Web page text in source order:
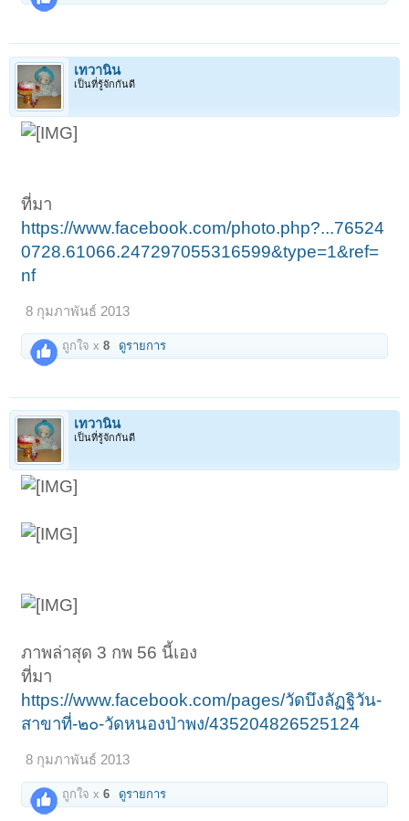
เทวานิน
เป็นที่รู้จักกันดี
ที่มา
https://www.facebook.com/photo.php?...76524
0728.61066.247297055316599&type=1&ref=
nf
8 กุมภาพันธ์ 2013
ถูกใจ x8 ดูรายการ
เทวานิน
เป็นที่รู้จักกันดี
ภาพล่าสุด 3 กพ 56 นี้เอง
ที่มา
https://www.facebook.com/pages/วัดบึงลัฏฐิวัน-
สาขาที่-๒๐-วัดหนองป่าพง/435204826525124
8 กุมภาพันธ์ 2013
ถูกใจ x6 ดูรายการ